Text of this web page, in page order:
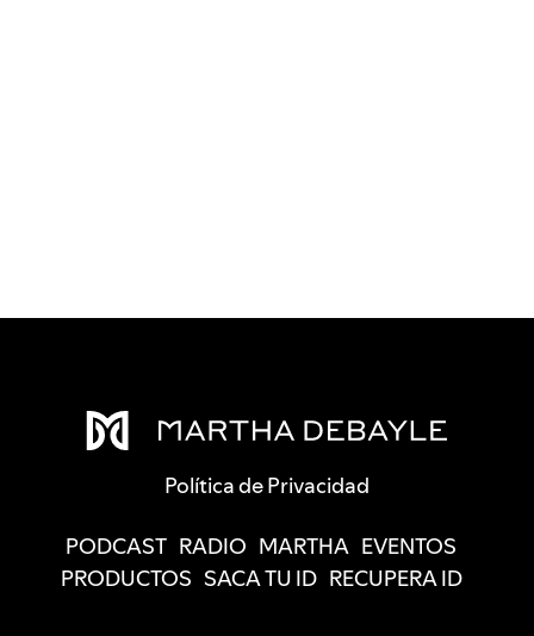
Política de Privacidad
PODCAST RADIO MARTHA EVENTOS
PRODUCTOS SACA TU ID RECUPERA ID